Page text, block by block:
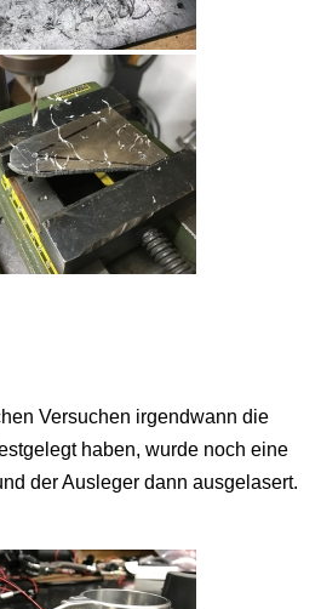
Versuchen irgendwann die
haben, wurde noch eine
der Ausleger dann ausgelasert.